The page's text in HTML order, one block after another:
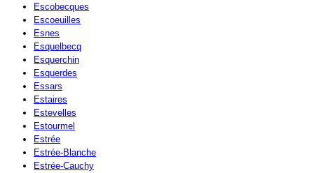
Escobecques
Escoeuilles
Esnes
Esquelbecq
Esquerchin
Esquerdes
Essars
Estaires
Estevelles
Estourmel
Estrée
Estrée-Blanche
Estrée-Cauchy